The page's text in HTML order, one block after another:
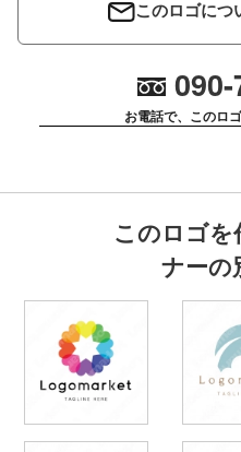
このロゴにつ
090-
お電話で、このロ
このロゴを
ナーの